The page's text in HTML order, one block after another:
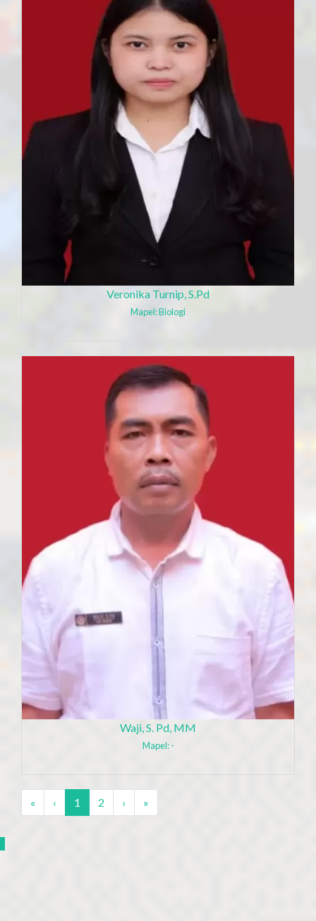
Veronika Turnip, S.Pd
Mapel: Biologi
Waji, S. Pd, MM
Mapel: -
« ‹ 1 2 › »